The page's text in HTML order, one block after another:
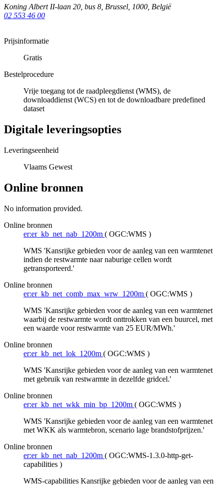
Koning Albert II-laan 20, bus 8 Brussel 1000 België
02 553 46 00
Prijsinformatie
Gratis
Bestelprocedure
Vrije toegang tot de raadpleegdienst (WMS), de
downloaddienst (WCS) en tot de downloadbare predefined
dataset
Digitale leveringsopties
Leveringseenheid
Vlaams Gewest
Online bronnen
No information provided.
Online bronnen
er:er_kb_net_nab_1200m ( OGC:WMS )
WMS 'Kansrijke gebieden voor de aanleg van een warmtenet
indien de restwarmte naar naburige cellen wordt
getransporteerd.'
Online bronnen
er:er_kb_net_comb_max_wrw_1200m ( OGC:WMS )
WMS 'Kansrijke gebieden voor de aanleg van een warmtenet
waarbij de restwarmte wordt onttrokken van een buurcel, met
een waarde voor restwarmte van 25 EUR/MWh.'
Online bronnen
er:er_kb_net_lok_1200m ( OGC:WMS )
WMS 'Kansrijke gebieden voor de aanleg van een warmtenet
met gebruik van restwarmte in dezelfde gridcel.'
Online bronnen
er:er_kb_net_wkk_min_bp_1200m ( OGC:WMS )
WMS 'Kansrijke gebieden voor de aanleg van een warmtenet
met WKK als warmtebron, scenario lage brandstofprijzen.'
Online bronnen
er:er_kb_net_nab_1200m ( OGC:WMS-1.3.0-http-get-
capabilities )
WMS-capabilities Kansrijke gebieden voor de aanleg van een